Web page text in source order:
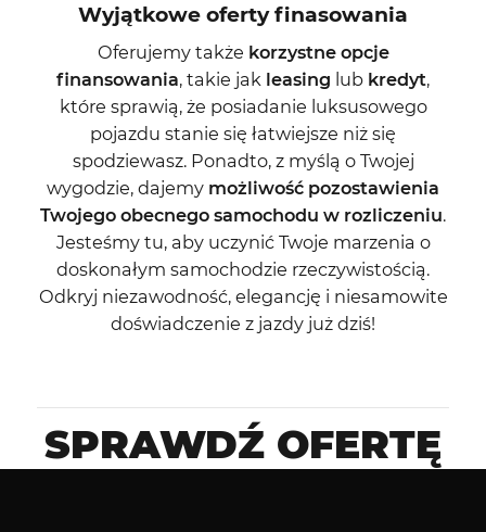
Wyjątkowe oferty finasowania
Oferujemy także korzystne opcje
finansowania, takie jak leasing lub kredyt,
które sprawią, że posiadanie luksusowego
pojazdu stanie się łatwiejsze niż się
spodziewasz. Ponadto, z myślą o Twojej
wygodzie, dajemy możliwość pozostawienia
Twojego obecnego samochodu w rozliczeniu.
Jesteśmy tu, aby uczynić Twoje marzenia o
doskonałym samochodzie rzeczywistością.
Odkryj niezawodność, elegancję i niesamowite
doświadczenie z jazdy już dziś!
SPRAWDŹ OFERTĘ